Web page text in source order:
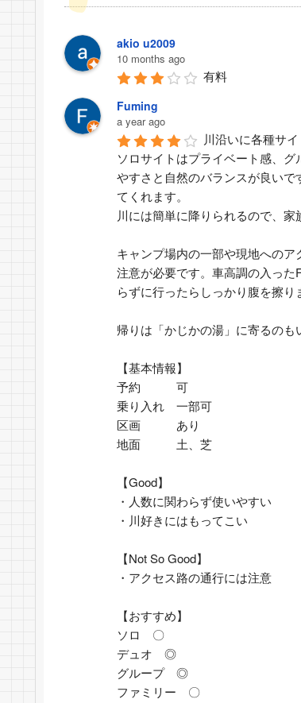
akio u2009
10 months ago
有料
Fuming
a year ago
川沿いに各種サ
ソロサイトはプライベート感、
やすさと自然のバランスが良い
てくれます。
川には簡単に降りられるので、家
キャンプ場内の一部や現地への
注意が必要です。車高調の入っ
らずに行ったらしっかり腹を擦り
帰りは「かじかの湯」に寄るのも
【基本情報】
予約　　　可
乗り入れ　一部可
区画　　　あり
地面　　　土、芝
【Good】
・人数に関わらず使いやすい
・川好きにはもってこい
【Not So Good】
・アクセス路の通行には注意
【おすすめ】
ソロ　〇
デュオ　◎
グループ　◎
ファミリー　〇